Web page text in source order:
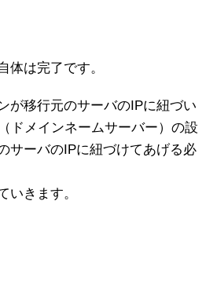
体は完了です。
が移行元のサーバのIPに紐づい
ドメインネームサーバー）の設
サーバのIPに紐づけてあげる必
いきます。